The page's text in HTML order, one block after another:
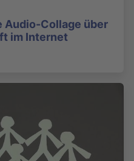
Audio-Collage über
im Internet